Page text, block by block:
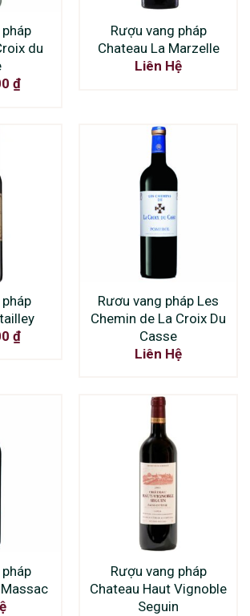
du
₫
Rượu vang pháp
Chateau La Marzelle
Liên Hệ
₫
Rươu vang pháp Les
Chemin de La Croix Du
Casse
Liên Hệ
Rượu vang pháp
Chateau Haut Vignoble
Seguin